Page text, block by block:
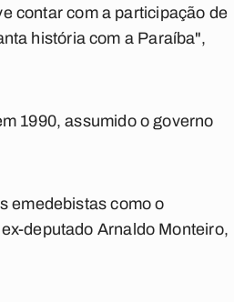
contar com a participação de
história com a Paraíba",
1990, assumido o governo
emedebistas como o
deputado Arnaldo Monteiro,